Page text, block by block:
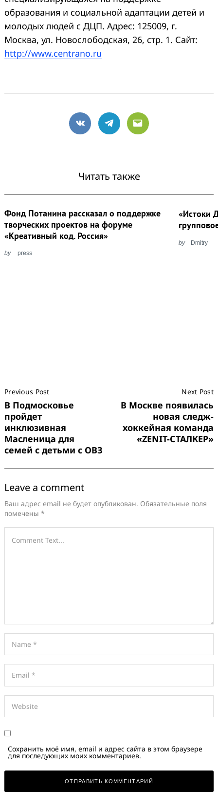
образования и социальной адаптации детей и
молодых людей с ДЦП. Адрес: 125009, г.
Москва, ул. Новослободская, 26, стр. 1. Сайт:
http://www.centrano.ru
VK Telegram
Email
Читать также
Фонд Потанина рассказал о поддержке
творческих проектов на форуме
«Креативный код. Россия»
by press
«Истоки
by Dmitry
Navigation
Previous Post
В Подмосковье
пройдет
инклюзивная
Масленица для
семей с детьми с ОВЗ
Next Post
В Москве появилась
новая следж-
хоккейная команда
«ZENIT-СТАЛКЕР»
Leave a comment
Ваш адрес email не будет опубликован. Обязательные поля
помечены *
Сохранить моё имя, email и адрес сайта в этом браузере
для последующих моих комментариев.